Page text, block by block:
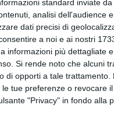
standard inviate
analisi dell'audience
dati precisi di
a noi e ai nostri
informazioni più dettagliate
Si rende noto che alcuni
di opporti a tale
tue preferenze o revocare
"Privacy" in fondo alla
il Poliba, da un lato si
europeo "Horizon
scende alla
e le sue università
Vicario di